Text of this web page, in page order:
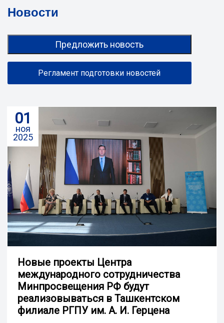
Новости
01
ноя
2025
Новые проекты Центра
международного сотрудничества
Минпросвещения РФ будут
реализовываться в Ташкентском
филиале РГПУ им. А. И. Герцена
Предложить новость
Регламент подготовки новостей